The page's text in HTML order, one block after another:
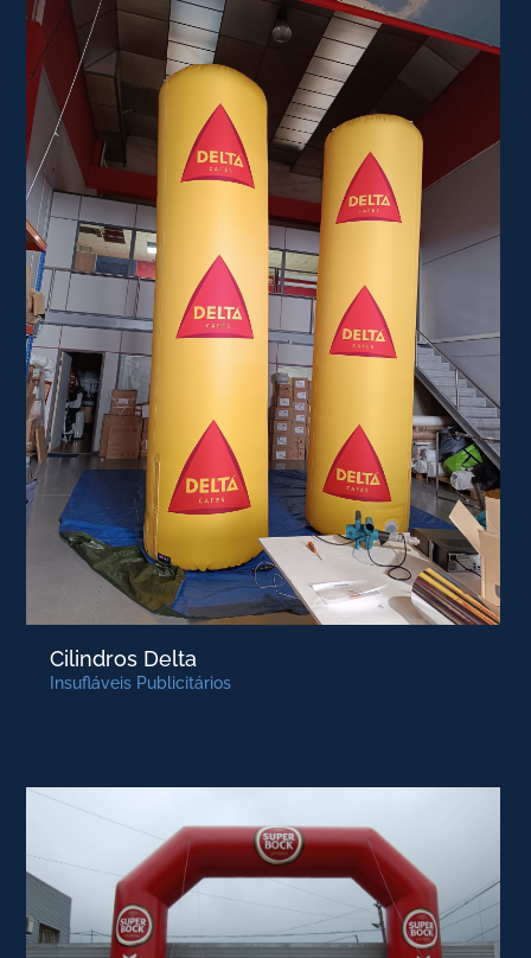
Cilindros Delta
Insufláveis Publicitários